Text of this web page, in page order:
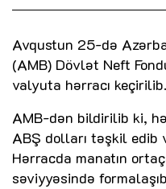
Avqustun 25-də
(AMB) Dövlət Neft
valyuta hərracı keçirilib.
AMB-dən bildirilib ki,
ABŞ dolları təşkil edib
Hərracda manatın
səviyyəsində